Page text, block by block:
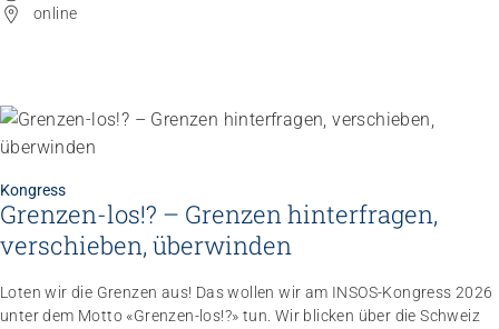
online
Kongress
Grenzen-los!? – Grenzen hinterfragen,
verschieben, überwinden
Loten wir die Grenzen aus! Das wollen wir am INSOS-Kongress 2026
unter dem Motto «Grenzen-los!?» tun. Wir blicken über die Schweiz